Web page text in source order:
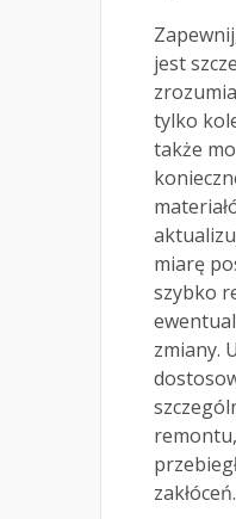
jest
tylko
także
miarę
szybko
zmiany.
zakłóceń.